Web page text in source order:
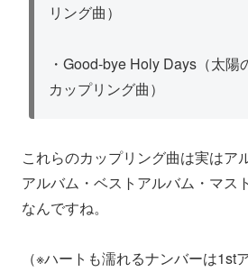
リング曲）
・Good-bye Holy Days（太
カップリング曲）
これらのカップリング曲は実はア
アルバム・ベストアルバム・マス
なんですね。
（※ハートも濡れるナンバーは1st